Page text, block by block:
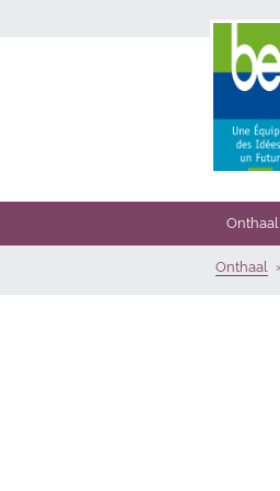
Onthaal
Onthaal